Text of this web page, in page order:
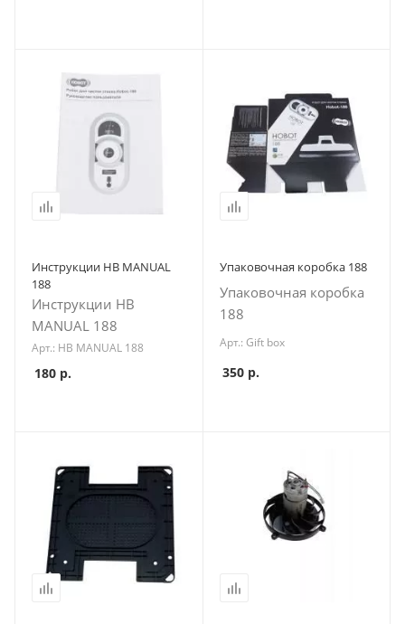
Инструкции НВ MANUAL
188
Инструкции НВ
MANUAL 188
Арт.: НВ MANUAL 188
180 р.
Упаковочная коробка 188
Упаковочная коробка
188
Арт.: Gift box
350р.